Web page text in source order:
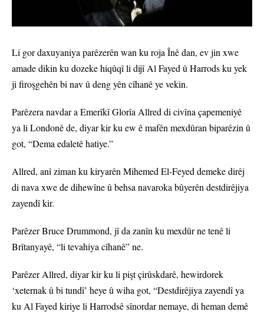
Li gor daxuyaniya parêzerên wan ku roja Înê dan, ev jin xwe
amade dikin ku dozeke hiqûqî li dijî Al Fayed û Harrods ku yek
ji firoşgehên bi nav û deng yên cîhanê ye vekin.
Parêzera navdar a Emerîkî Glorîa Allred di civîna çapemeniyê
ya li Londonê de, diyar kir ku ew ê mafên mexdûran biparêzin û
got, “Dema edaletê hatiye.”
Allred, anî ziman ku kiryarên Mihemed El-Feyed demeke dirêj
di nava xwe de dihewîne û behsa navaroka bûyerên destdirêjiya
zayendî kir.
Parêzer Bruce Drummond, jî da zanîn ku mexdûr ne tenê li
Brîtanyayê, “li tevahiya cîhanê” ne.
Parêzer Allred, diyar kir ku li pişt çirûskdarê, hewirdorek
‘xeternak û bi tundî’ heye û wiha got, “Destdirêjiya zayendî ya
ku Al Fayed kiriye li Harrodsê sînordar nemaye, di heman demê